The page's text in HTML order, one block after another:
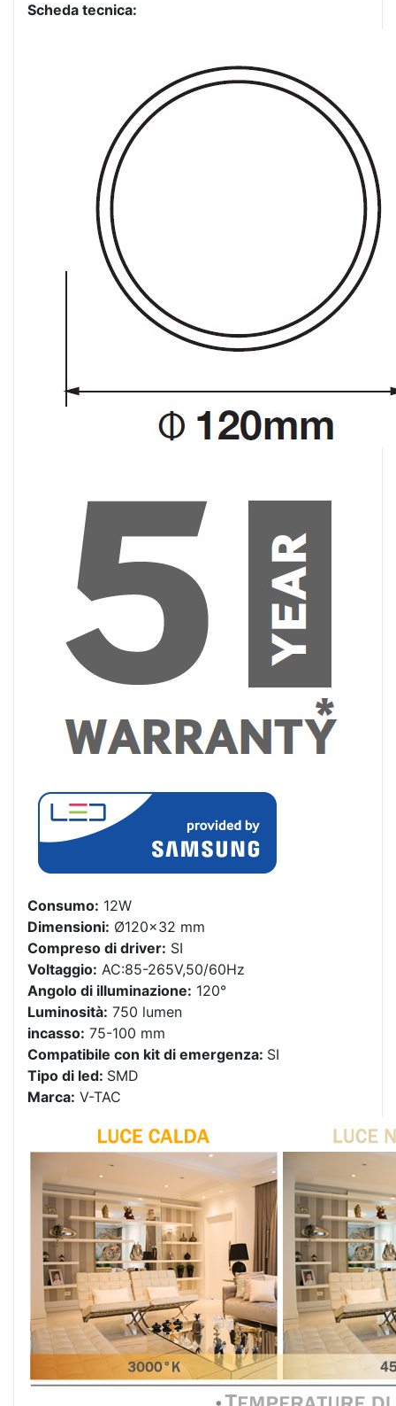
Scheda tecnica:
Consumo: 12W
Dimensioni: Ø120×32 mm
Compreso di driver: SI
Voltaggio: AC:85-265V,50/60Hz
Angolo di illuminazione: 120°
Luminosità: 750 lumen
incasso: 75-100 mm
Compatibile con kit di emergenza: SI
Tipo di led: SMD
Marca: V-TAC